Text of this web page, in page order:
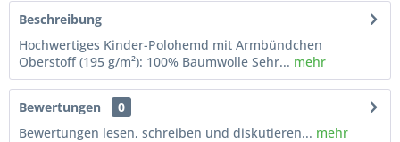
Beschreibung
Hochwertiges Kinder-Polohemd mit Armbündchen
Oberstoff (195 g/m²): 100% Baumwolle Sehr... mehr
Bewertungen
0
Bewertungen lesen, schreiben und diskutieren... mehr